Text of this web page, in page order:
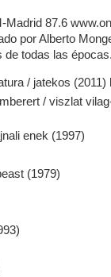
87.6
por Alberto
de todas las épocas.
/ jatekos (2011)
/ viszlat
enek (1997)
(1979)